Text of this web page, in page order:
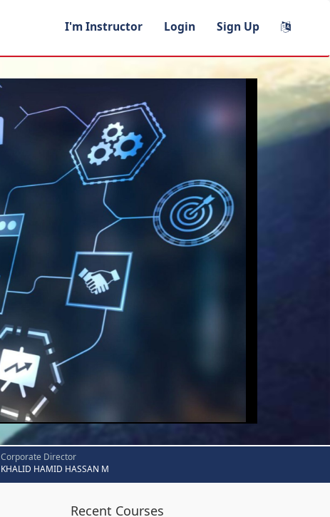
I'm Instructor Login Sign Up
Corporate Director
KHALID HAMID HASSAN M
Recent Courses